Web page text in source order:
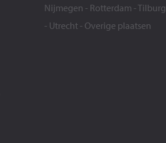
Nijmegen - Rotterdam -Tilburg
- Utrecht - Overige plaatsen